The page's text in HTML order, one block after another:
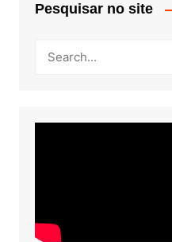
Pesquisar no site